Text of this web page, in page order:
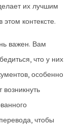
их лучшим
контексте.
важен. Вам
что у них
особенно
чтобы